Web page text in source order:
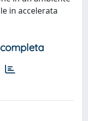
in accelerata